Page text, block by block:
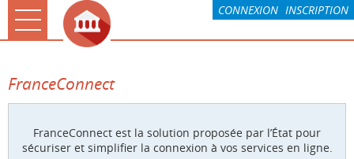
CONNEXION INSCRIPTION
Ouvrir le menu
La CARO & Moi
FranceConnect
FranceConnect est la solution proposée par l’État pour
sécuriser et simplifier la connexion à vos services en ligne.